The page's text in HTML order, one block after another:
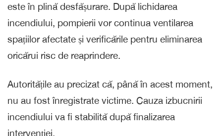
este în plină desfășurare. După lichidarea
incendiului, pompierii vor continua ventilarea
spațiilor afectate și verificările pentru eliminarea
oricărui risc de reaprindere.
Autoritățile au precizat că, până în acest moment,
nu au fost înregistrate victime. Cauza izbucnirii
incendiului va fi stabilită după finalizarea
intervenției.